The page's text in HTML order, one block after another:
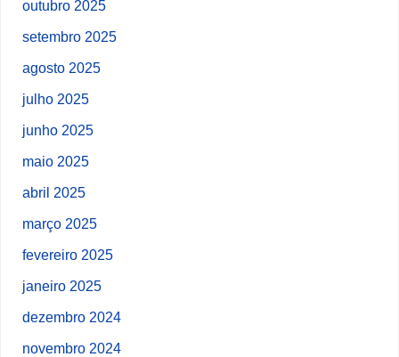
outubro 2025
setembro 2025
agosto 2025
julho 2025
junho 2025
maio 2025
abril 2025
março 2025
fevereiro 2025
janeiro 2025
dezembro 2024
novembro 2024